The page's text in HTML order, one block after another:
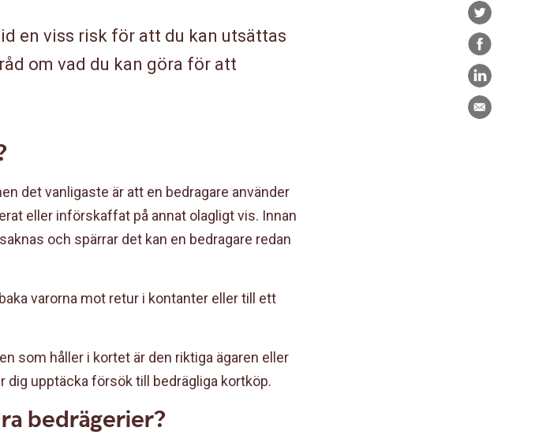
Twitter
Facebook
LinkedIn
E-
post
en viss risk för att du kan utsättas
om vad du kan göra för att
det vanligaste är att en bedragare använder
eller införskaffat på annat olagligt vis. Innan
och spärrar det kan en bedragare redan
varorna mot retur i kontanter eller till ett
som håller i kortet är den riktiga ägaren eller
dig upptäcka försök till bedrägliga kortköp.
bedrägerier?